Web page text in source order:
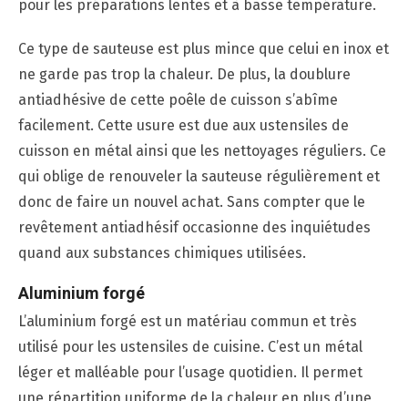
pour les préparations lentes et à basse température.
Ce type de sauteuse est plus mince que celui en inox et
ne garde pas trop la chaleur. De plus, la doublure
antiadhésive de cette poêle de cuisson s’abîme
facilement. Cette usure est due aux ustensiles de
cuisson en métal ainsi que les nettoyages réguliers. Ce
qui oblige de renouveler la sauteuse régulièrement et
donc de faire un nouvel achat. Sans compter que le
revêtement antiadhésif occasionne des inquiétudes
quand aux substances chimiques utilisées.
Aluminium forgé
L’aluminium forgé est un matériau commun et très
utilisé pour les ustensiles de cuisine. C’est un métal
léger et malléable pour l’usage quotidien. Il permet
une répartition uniforme de la chaleur en plus d’une